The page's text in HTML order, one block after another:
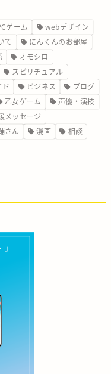
ゲーム
webデザイン
て
にんくんのお部屋
オモシロ
スピリチュアル
ビジネス
ブログ
乙女ゲーム
声優・演技
メッセージ
さん 漫画
相談